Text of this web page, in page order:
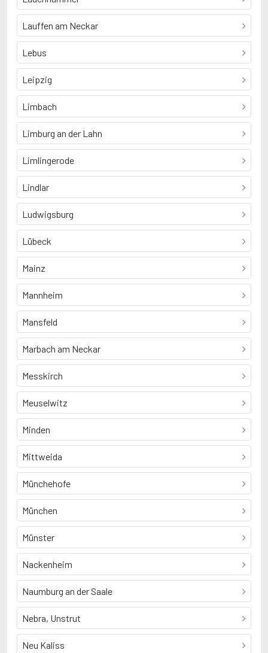
Lauffen am Neckar
Lebus
Leipzig
Limbach
Limburg an der Lahn
Limlingerode
Lindlar
Ludwigsburg
Lübeck
Mainz
Mannheim
Mansfeld
Marbach am Neckar
Messkirch
Meuselwitz
Minden
Mittweida
Münchehofe
München
Münster
Nackenheim
Naumburg an der Saale
Nebra, Unstrut
Neu Kaliss